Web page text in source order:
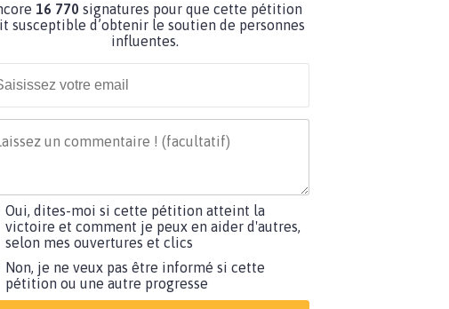
16 770 signatures pour que cette pétition
susceptible d’obtenir le soutien de personnes
influentes.
Oui, dites-moi si cette pétition atteint la
victoire et comment je peux en aider d'autres,
selon mes ouvertures et clics
Non, je ne veux pas être informé si cette
pétition ou une autre progresse